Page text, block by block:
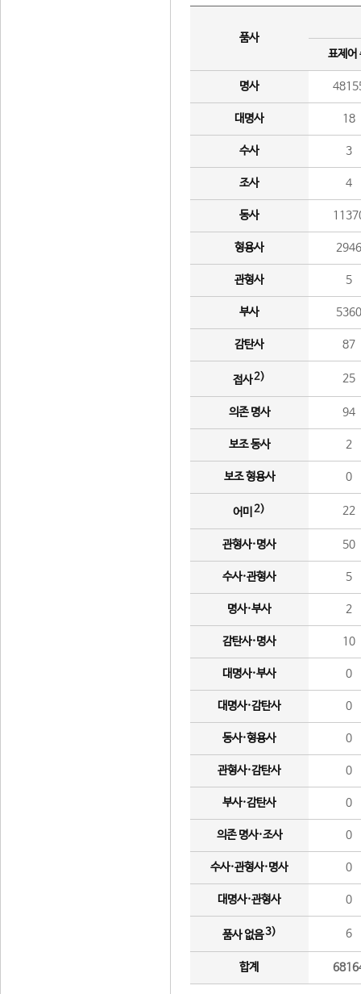
품사
표제어
명사
대명사 18
수사 3
조사 4
동사
형용사 2946
관형사 5
부사 5360
감탄사 87
접사2) 25
의존 명사 94
보조 동사 2
보조 형용사 0
어미 2) 22
관형사·명사 50
수사·관형사 5
명사·부사 2
감탄사·명사 10
대명사·부사 0
대명사·감탄사 0
동사·형용사 0
관형사·감탄사 0
부사·감탄사 0
의존 명사·조사 0
수사·관형사·명사 0
대명사·관형사 0
품사 없음3) 6
합계